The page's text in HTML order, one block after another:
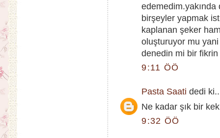
birşeyler yapmak
kaplanan şeker
oluşturuyor mu
denedin mi bir
9:11 ÖÖ
Pasta Saati dedi
Ne kadar şık bir
9:32 ÖÖ